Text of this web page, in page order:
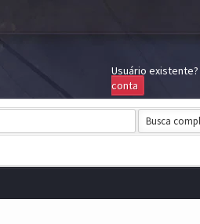
Usuário existente?
conta